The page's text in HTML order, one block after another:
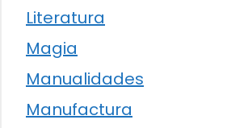
Literatura
Magia
Manualidades
Manufactura